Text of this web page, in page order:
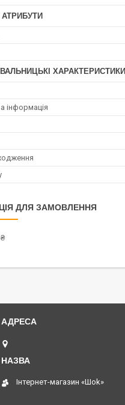
ХАРАКТЕРИСТИКИ
інформація
ДЛЯ ЗАМОВЛЕННЯ
Інтернет-магазин «Шоk»